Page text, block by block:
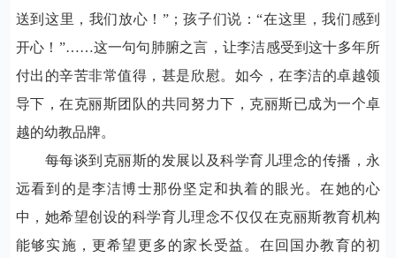
送到这里，我们放心！”；孩子们说：“在这里，我们感到
开心！”……这一句句肺腑之言，让李洁感受到这十多年所
付出的辛苦非常值得，甚是欣慰。如今，在李洁的卓越领
导下，在克丽斯团队的共同努力下，克丽斯已成为一个卓
越的幼教品牌。
每每谈到克丽斯的发展以及科学育儿理念的传播，永
远看到的是李洁博士那份坚定和执着的眼光。在她的心
中，她希望创设的科学育儿理念不仅仅在克丽斯教育机构
能够实施，更希望更多的家长受益。在回国办教育的初